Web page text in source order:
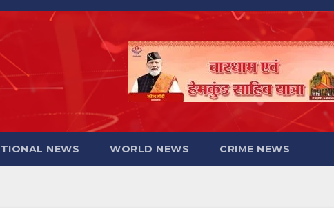
NEWS WORLD NEWS CRIME NEWS